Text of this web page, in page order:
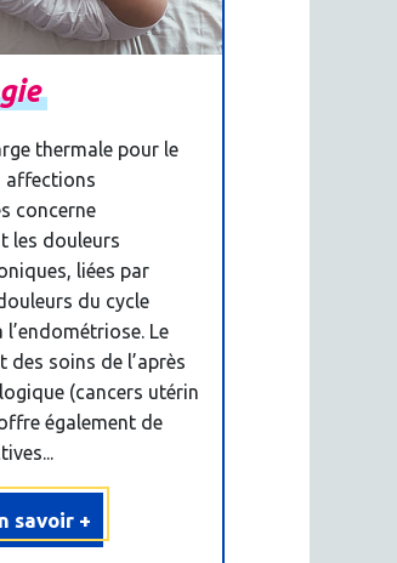
thermale pour le
affections
concerne
les douleurs
liées par
du cycle
Le
des soins de l’après
(cancers utérin
également de
savoir +